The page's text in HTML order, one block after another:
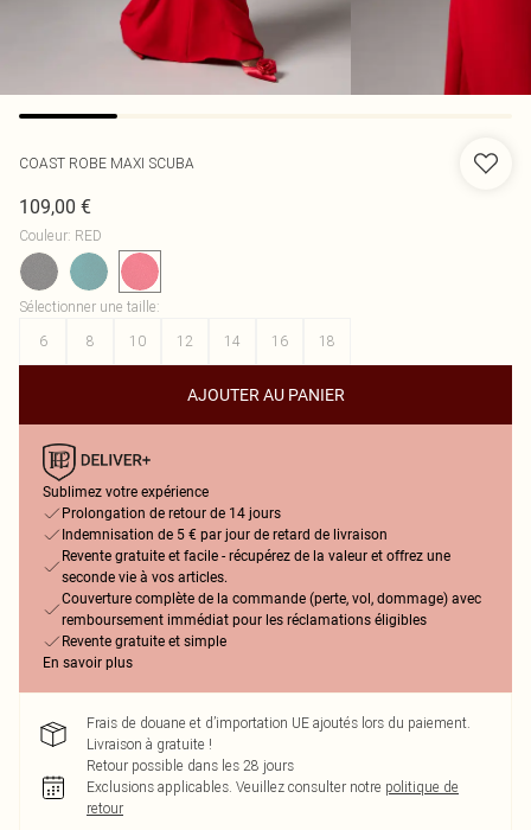
COAST ROBE MAXI SCUBA
109,00 €
Couleur: RED
Sélectionner une taille:
6
8 10 12 14 16 18
AJOUTER AU PANIER
Sublimez votre expérience
Prolongation de retour de 14 jours
Indemnisation de 5 € par jour de retard de livraison
Revente gratuite et facile - récupérez de la valeur et offrez une
seconde vie à vos articles.
Couverture complète de la commande (perte, vol, dommage) avec
remboursement immédiat pour les réclamations éligibles
Revente gratuite et simple
En savoir plus
Frais de douane et d’importation UE ajoutés lors du paiement.
Livraison à gratuite !
Retour possible dans les 28 jours
Exclusions applicables. Veuillez consulter notre politique de
retour